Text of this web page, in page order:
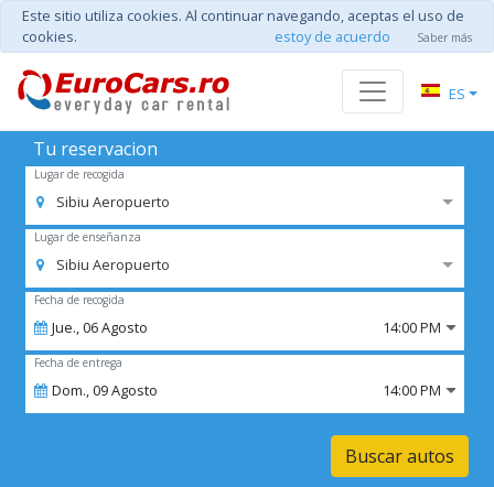
Este sitio utiliza cookies. Al continuar navegando, aceptas el uso de
cookies.
estoy de acuerdo Saber más
ES
Tu reservacion
Lugar de recogida
Sibiu Aeropuerto
Lugar de enseñanza
Sibiu Aeropuerto
Fecha de recogida
Jue.,06Agosto 14:00 PM
Fecha de entrega
Dom.,09Agosto 14:00 PM
Buscar autos